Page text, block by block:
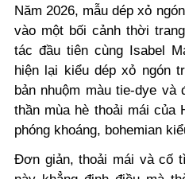
Năm 2026, mẫu dép xỏ
vào một bối cảnh thời
tác đầu tiên cùng Isabel
hiện lại kiểu dép xỏ ngón
bản nhuộm màu tie-dye
thần mùa hè thoải mái của
phóng khoáng, bohemian
Đơn giản, thoải mái và cố